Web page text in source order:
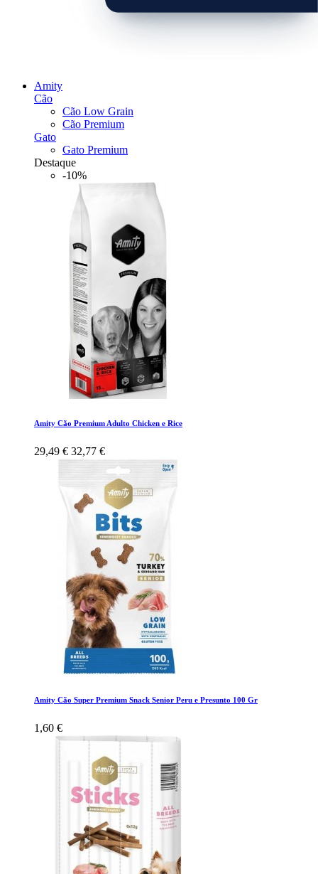
Amity
Cão
Cão Low Grain
Cão Premium
Gato
Gato Premium
Destaque
-10%
Amity Cão Premium Adulto Chicken e Rice
29,49 € 32,77 €
Amity Cão Super Premium Snack Senior Peru e Presunto 100 Gr
1,60 €